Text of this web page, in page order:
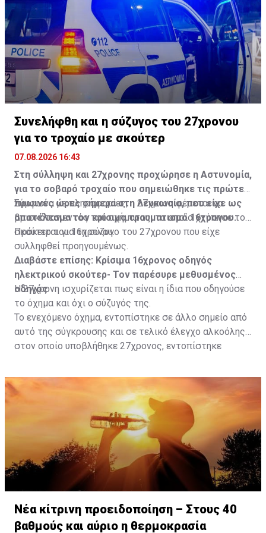
Συνελήφθη και η σύζυγος του 27χρονου
για το τροχαίο με σκούτερ
07.08.2026 16:43
Στη σύλληψη και 27χρονης προχώρησε η Αστυνομία,
για το σοβαρό τροχαίο που σημειώθηκε τις πρώτες
πρωινές ώρες σήμερα στη Λευκωσία, που είχε ως
αποτέλεσμα τον κρίσιμο τραυματισμό 16χρονου.
Σύμφωνα με πληροφορίες, η 27χρονη φέρεται να
βρισκόταν εντός του οχήματος, το οποίο χτύπησε το
σκούτερ του 16χρονου.
Πρόκειται για τη σύζυγο του 27χρονου που είχε
συλληφθεί προηγουμένως.
Διαβάστε επίσης: Κρίσιμα 16χρονος οδηγός
ηλεκτρικού σκούτερ- Τον παρέσυρε μεθυσμένος
οδηγός
Η 27χρονη ισχυρίζεται πως είναι η ίδια που οδηγούσε
το όχημα και όχι ο σύζυγός της.
Το ενεχόμενο όχημα, εντοπίστηκε σε άλλο σημείο από
αυτό της σύγκρουσης και σε τελικό έλεγχο αλκοόλης
στον οποίο υποβλήθηκε 27χρονος, εντοπίστηκε
είναι το ανώτατο από τον Νόμο όριο και συνελήφθη
για αυτόφωρο αδίκημα.
Νέα κίτρινη προειδοποίηση – Στους 40
βαθμούς και αύριο η θερμοκρασία